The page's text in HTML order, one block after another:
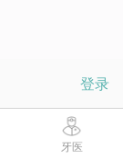
登录
牙医